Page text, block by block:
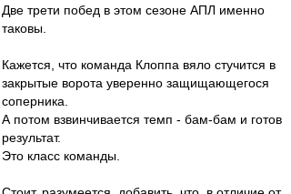
Две трети побед в этом сезоне АПЛ именно
таковы.
Кажется, что команда Клоппа вяло стучится в
закрытые ворота уверенно защищающегося
соперника.
А потом взвинчивается темп - бам-бам и готов
результат.
Это класс команды.